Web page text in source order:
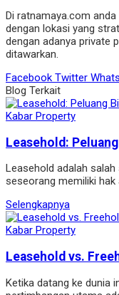
Di ratnamaya.com
dengan lokasi yang
dengan adanya private
ditawarkan.
Facebook Twitter
Blog Terkait
Kabar Property
Leasehold:
Leasehold adalah
seseorang memiliki
Selengkapnya
Kabar Property
Leasehold vs.
Ketika datang ke dunia